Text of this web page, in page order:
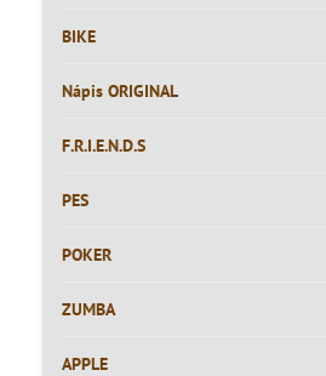
BIKE
Nápis ORIGINAL
F.R.I.E.N.D.S
PES
POKER
ZUMBA
APPLE